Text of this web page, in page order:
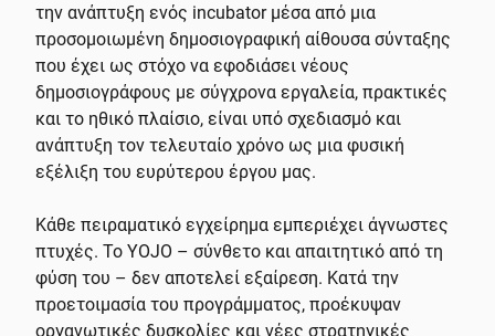
την ανάπτυξη ενός incubator μέσα από μια
προσομοιωμένη δημοσιογραφική αίθουσα σύνταξης
που έχει ως στόχο να εφοδιάσει νέους
δημοσιογράφους με σύγχρονα εργαλεία, πρακτικές
και το ηθικό πλαίσιο, είναι υπό σχεδιασμό και
ανάπτυξη τον τελευταίο χρόνο ως μια φυσική
εξέλιξη του ευρύτερου έργου μας.
Κάθε πειραματικό εγχείρημα εμπεριέχει άγνωστες
πτυχές. Το YOJO – σύνθετο και απαιτητικό από τη
φύση του – δεν αποτελεί εξαίρεση. Κατά την
προετοιμασία του προγράμματος, προέκυψαν
οργανωτικές δυσκολίες και νέες στρατηγικές